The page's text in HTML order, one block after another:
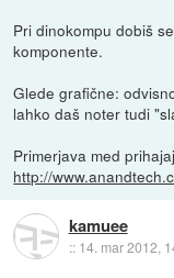
Pri dinokompu dobiš
komponente.
Glede grafične:
lahko daš noter tudi
Primerjava med
http://
kamuee
:: 14. mar 2012,